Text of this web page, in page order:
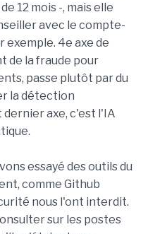
12 mois -, mais elle
avec le compte-
exemple. 4e axe de
de la fraude pour
passe plutôt par du
la détection
dernier axe, c'est l'IA
essayé des outils du
comme Github
nous l'ont interdit.
sur les postes